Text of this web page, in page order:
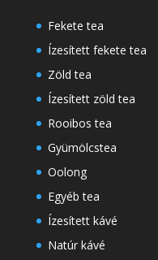
Fekete tea
Ízesített fekete tea
Zöld tea
Ízesített zöld tea
Rooibos tea
Gyümölcstea
Oolong
Egyéb tea
Ízesített kávé
Natúr kávé